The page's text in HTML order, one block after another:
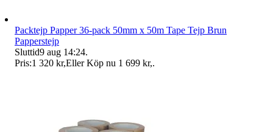
Packtejp Papper 36-pack 50mm x 50m Tape Tejp Brun
Papperstejp
Sluttid9 aug 14:24.
Pris:1 320 kr,Eller Köp nu 1 699 kr,.